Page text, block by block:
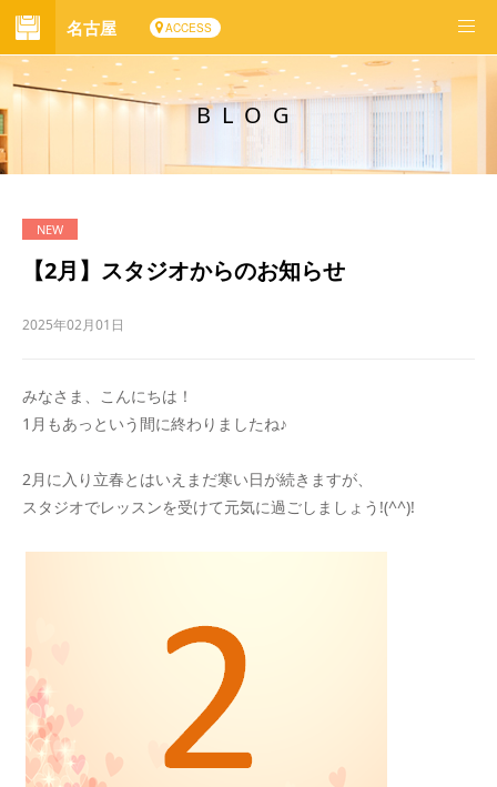
名古屋 ACCESS
BLOG
【2月】スタジオからのお知らせ
2025年02月01日
みなさま、こんにちは！
1月もあっという間に終わりましたね♪
2月に入り立春とはいえまだ寒い日が続きますが、
スタジオでレッスンを受けて元気に過ごしましょう!(^^)!